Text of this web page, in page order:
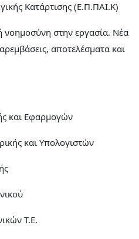
Κατάρτισης (Ε.Π.ΠΑΙ.Κ)
νοημοσύνη στην εργασία. Νέα
αποτελέσματα και
και Εφαρμογών
και Υπολογιστών
Τ.Ε.